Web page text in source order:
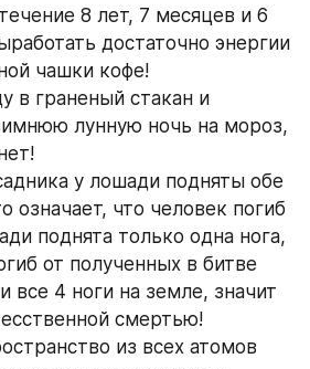
8 лет, 7 месяцев и 6
достаточно энергии
чашки кофе!
в граненый стакан и
лунную ночь на мороз,
у лошади подняты обе
означает, что человек погиб
поднята только одна нога,
от полученных в битве
все 4 ноги на земле, значит
смертью!
из всех атомов